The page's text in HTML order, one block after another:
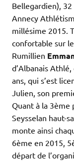
Bellegardien), 32
Annecy
millésime 2015.
confortable sur
Rumillien
d’Albanais
ans, qui s’est
Julien, son
Quant à la 3ème
Seysselan haut-
monte ainsi
6ème en 2015,
départ de